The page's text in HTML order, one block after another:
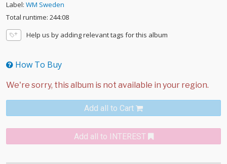
Label: WM Sweden
Total runtime: 244:08
Help us by adding relevant tags for this album
How To Buy
Add all to Cart
Add all to INTEREST